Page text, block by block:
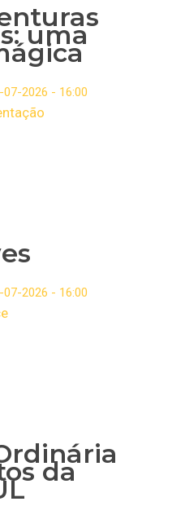
uma
2026 - 16:00
2026 - 16:00
da